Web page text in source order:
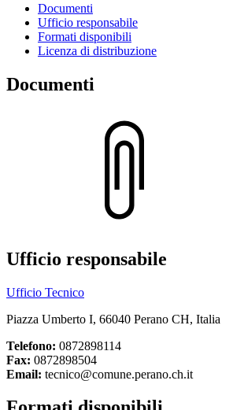
Documenti
Ufficio responsabile
Formati disponibili
Licenza di distribuzione
Documenti
Ufficio responsabile
Ufficio Tecnico
Piazza Umberto I, 66040 Perano CH, Italia
Telefono: 0872898114
Fax: 0872898504
Email: tecnico@comune.perano.ch.it